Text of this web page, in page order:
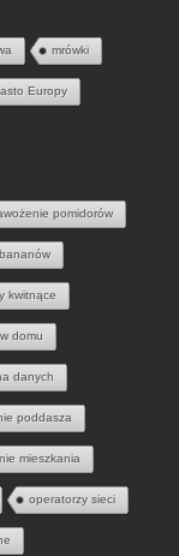
mrówki
Europy
pomidorów
kwitnące
domu
danych
poddasza
mieszkania
operatorzy sieci